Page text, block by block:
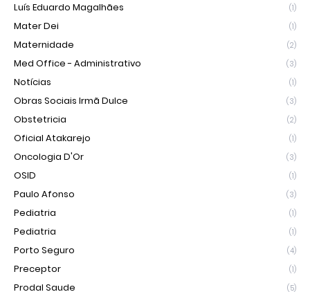
Luís Eduardo Magalhães (1)
Mater Dei (1)
Maternidade (2)
Med Office - Administrativo (3)
Notícias (1)
Obras Sociais Irmã Dulce (3)
Obstetricia (2)
Oficial Atakarejo (1)
Oncologia D'Or (3)
OSID (1)
Paulo Afonso (3)
Pediatria (1)
Pediatria (1)
Porto Seguro (4)
Preceptor (1)
Prodal Saude (5)